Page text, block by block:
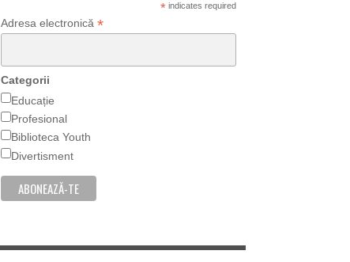
*indicates required
Adresa electronică *
Categorii
Educație
Profesional
Biblioteca Youth
Divertisment